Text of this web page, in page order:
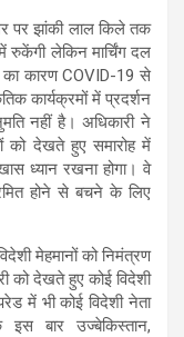
पर झांकी लाल किले तक
रुकेंगी लेकिन मार्चिंग दल
कारण COVID-19 से
कार्यक्रमों में प्रदर्शन
नहीं है। अधिकारी ने
को देखते हुए समारोह में
ध्यान रखना होगा। वे
होने से बचने के लिए
मेहमानों को निमंत्रण
को देखते हुए कोई विदेशी
में भी कोई विदेशी नेता
बार उज्बेकिस्तान,